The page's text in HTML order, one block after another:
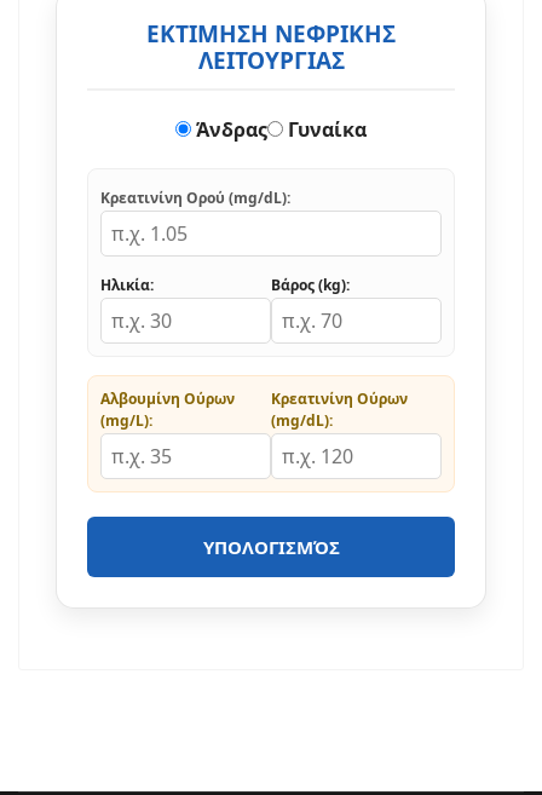
ΕΚΤΙΜΗΣΗ ΝΕΦΡΙΚΗΣ
ΛΕΙΤΟΥΡΓΙΑΣ
Άνδρας Γυναίκα
Κρεατινίνη Ορού (mg/dL):
Ηλικία: Βάρος (kg):
Αλβουμίνη Ούρων
(mg/L):
Κρεατινίνη Ούρων
(mg/dL):
ΥΠΟΛΟΓΙΣΜΌΣ